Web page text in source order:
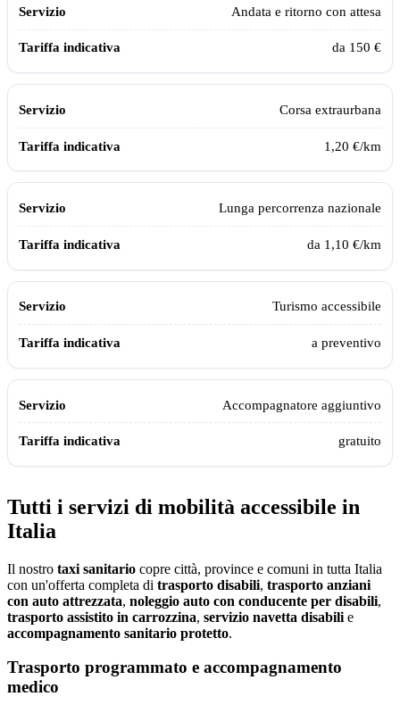
Andata e ritorno con attesa
da 150 €
Corsa extraurbana
1,20 €/km
Lunga percorrenza nazionale
da 1,10 €/km
Turismo accessibile
a preventivo
Accompagnatore aggiuntivo
gratuito
Tutti i servizi di mobilità accessibile in
Italia
Il nostro taxi sanitario copre città, province e comuni in tutta Italia
con un'offerta completa di trasporto disabili, trasporto anziani
con auto attrezzata, noleggio auto con conducente per disabili,
trasporto assistito in carrozzina, servizio navetta disabili e
accompagnamento sanitario protetto.
Trasporto programmato e accompagnamento
medico